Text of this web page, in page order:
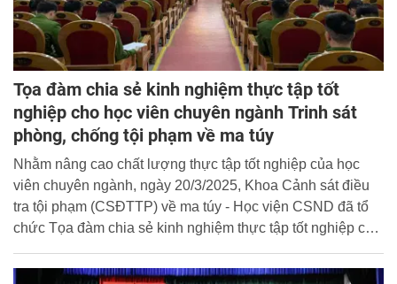
Tọa đàm chia sẻ kinh nghiệm thực tập tốt
nghiệp cho học viên chuyên ngành Trinh sát
phòng, chống tội phạm về ma túy
Nhằm nâng cao chất lượng thực tập tốt nghiệp của học
viên chuyên ngành, ngày 20/3/2025, Khoa Cảnh sát điều
tra tội phạm (CSĐTTP) về ma túy - Học viện CSND đã tổ
chức Tọa đàm chia sẻ kinh nghiệm thực tập tốt nghiệp cho